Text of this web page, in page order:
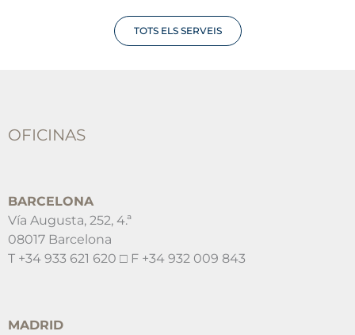
TOTS ELS SERVEIS
OFICINAS
BARCELONA
Vía Augusta, 252, 4.ª
08017 Barcelona
T +34 933 621 620 □ F +34 932 009 843
MADRID